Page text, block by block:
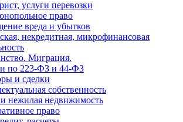
услуги перевозки
право
вреда и убытков
некредитная, микрофинансовая
Миграция.
по 223-ФЗ и 44-ФЗ
и сделки
собственность
нежилая недвижимость
право